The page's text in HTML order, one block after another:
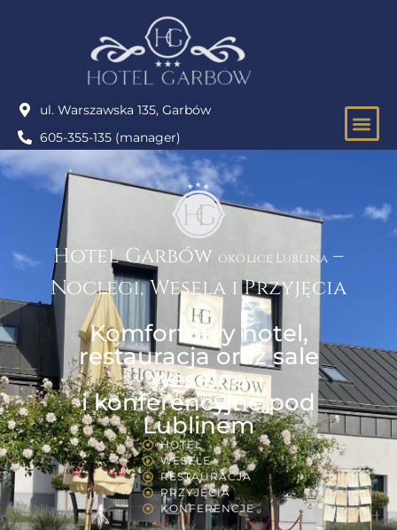
ul. Warszawska 135, Garbów
605-355-135 (manager)
Hotel Garbów okolice Lublina–
Noclegi, Wesela i Przyjęcia
Komfortowy hotel,
restauracja oraz sale
weselne
i konferencyjne pod
Lublinem
HOTEL
WESELE
RESTAURACJA
PRZYJĘCIA
KONFERENCJE